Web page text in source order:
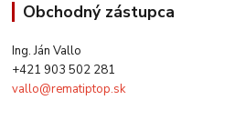
Obchodný zástupca
Ing. Ján Vallo
+421 903 502 281
vallo@rematiptop.sk